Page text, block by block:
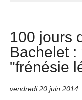
100 jours
Bachelet
"frénésie
vendredi 20 juin 2014